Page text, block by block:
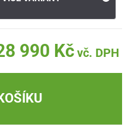
990 Kč vč. DPH